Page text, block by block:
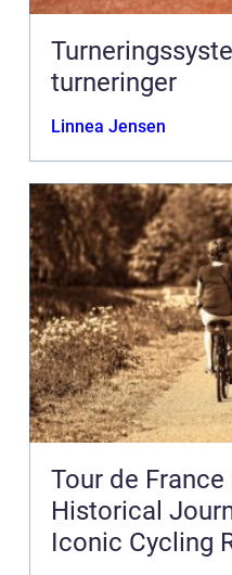
turneringer
Linnea Jensen
Tour de
Historical
Iconic Cycling